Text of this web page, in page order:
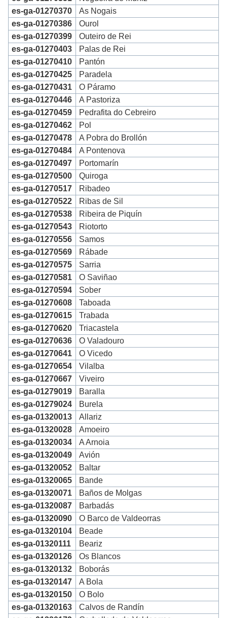
es-ga-01270370
As Nogais
es-ga-01270386
Ourol
es-ga-01270399
Outeiro de Rei
es-ga-01270403
Palas de Rei
es-ga-01270410
Pantón
es-ga-01270425
Paradela
es-ga-01270431
O Páramo
es-ga-01270446
A Pastoriza
es-ga-01270459
Pedrafita do Cebreiro
es-ga-01270462
Pol
es-ga-01270478
A Pobra do Brollón
es-ga-01270484
A Pontenova
es-ga-01270497
Portomarín
es-ga-01270500
Quiroga
es-ga-01270517
Ribadeo
es-ga-01270522
Ribas de Sil
es-ga-01270538
Ribeira de Piquín
es-ga-01270543
Riotorto
es-ga-01270556
Samos
es-ga-01270569
Rábade
es-ga-01270575
Sarria
es-ga-01270581
O Saviñao
es-ga-01270594
Sober
es-ga-01270608
Taboada
es-ga-01270615
Trabada
es-ga-01270620
Triacastela
es-ga-01270636
O Valadouro
es-ga-01270641
O Vicedo
es-ga-01270654
Vilalba
es-ga-01270667
Viveiro
es-ga-01279019
Baralla
es-ga-01279024
Burela
es-ga-01320013
Allariz
es-ga-01320028
Amoeiro
es-ga-01320034
A Arnoia
es-ga-01320049
Avión
es-ga-01320052
Baltar
es-ga-01320065
Bande
es-ga-01320071
Baños de Molgas
es-ga-01320087
Barbadás
es-ga-01320090
O Barco de Valdeorras
es-ga-01320104
Beade
es-ga-01320111
Beariz
es-ga-01320126
Os Blancos
es-ga-01320132
Boborás
es-ga-01320147
A Bola
es-ga-01320150
O Bolo
es-ga-01320163
Calvos de Randín